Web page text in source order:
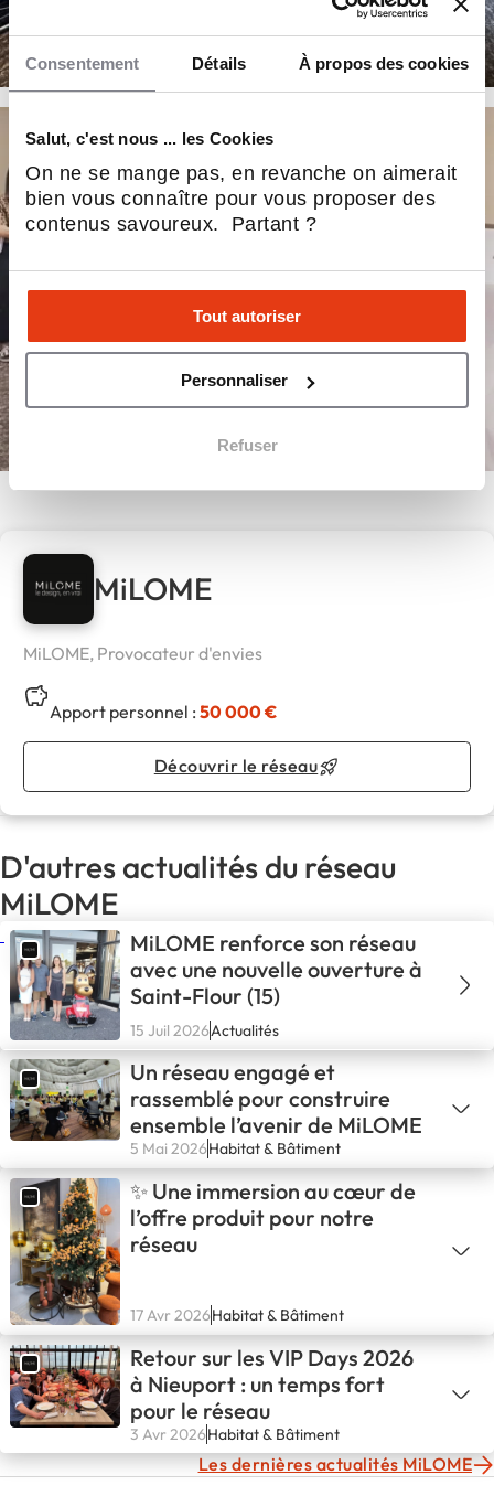
Consentement Détails À propos des cookies
Salut, c'est nous ... les Cookies
On ne se mange pas, en revanche on aimerait
bien vous connaître pour vous proposer des
contenus savoureux. Partant ?
Tout autoriser
Personnaliser
Refuser
MiLOME
MiLOME, Provocateur d'envies
Apport personnel :50 000 €
Découvrir le réseau
D'autres actualités du réseau
MiLOME
MiLOME renforce son réseau
avec une nouvelle ouverture à
Saint-Flour (15)
15 Juil 2026Actualités
Un réseau engagé et
rassemblé pour construire
ensemble l’avenir de MiLOME
5 Mai 2026Habitat & Bâtiment
✨ Une immersion au cœur de
l’offre produit pour notre
réseau
17 Avr 2026Habitat & Bâtiment
Retour sur les VIP Days 2026
à Nieuport : un temps fort
pour le réseau
3 Avr 2026Habitat & Bâtiment
Les dernières actualités MiLOME